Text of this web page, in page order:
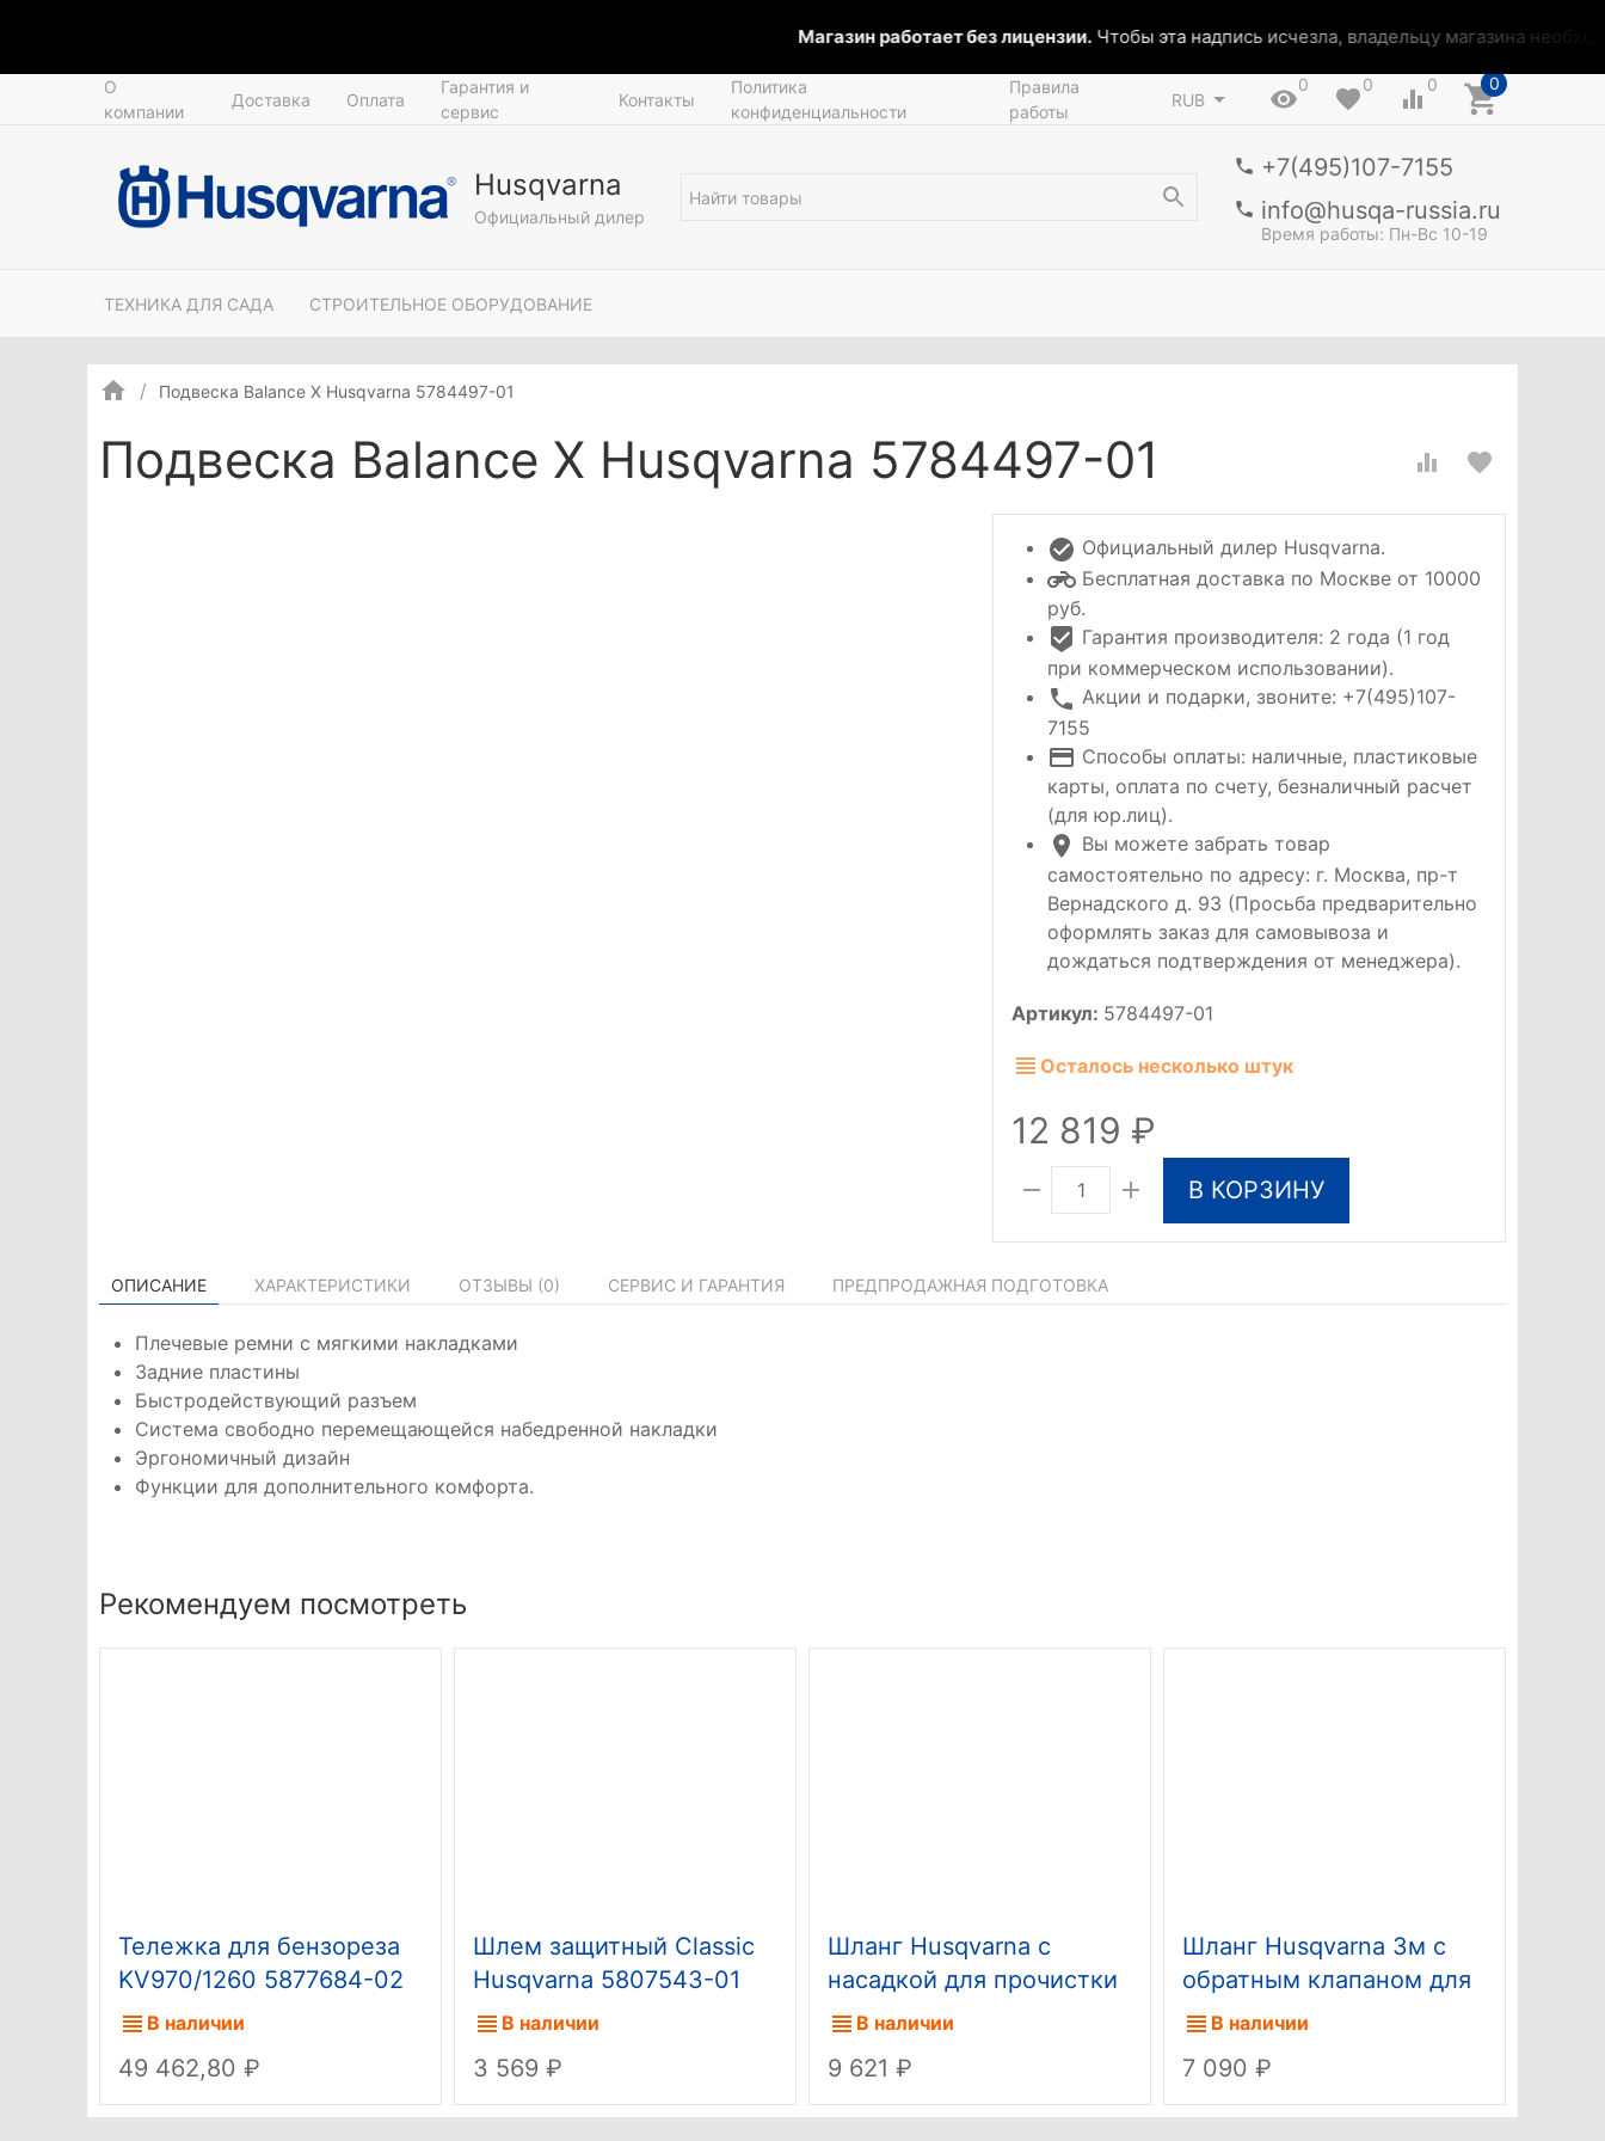
Магазин работает без лицензии.Чтобы эта надпись исчезла, владельцу магазина
О
компании
Доставка Оплата
Гарантия и
сервис
Контакты
Политика
конфиденциальности
Правила
работы
RUB
0 0 0 0
Husqvarna
Официальный дилер
+7(495)107-7155
info@husqa-russia.ru
Время работы: Пн-Вс 10-19
ТЕХНИКА ДЛЯ САДА СТРОИТЕЛЬНОЕ ОБОРУДОВАНИЕ
Подвеска Balance X Husqvarna 5784497-01
Подвеска Balance X Husqvarna 5784497-01
Официальный дилер Husqvarna.
Бесплатная доставка по Москве от 10000
руб.
Гарантия производителя: 2 года (1 год
при коммерческом использовании).
Акции и подарки, звоните: +7(495)107-
7155
Способы оплаты: наличные, пластиковые
карты, оплата по счету, безналичный расчет
(для юр.лиц).
Вы можете забрать товар
самостоятельно по адресу: г. Москва, пр-т
Вернадского д. 93 (Просьба предварительно
оформлять заказ для самовывоза и
дождаться подтверждения от менеджера).
Артикул: 5784497-01
Осталось несколько штук
12 819
В КОРЗИНУ
ОПИСАНИЕ ХАРАКТЕРИСТИКИ ОТЗЫВЫ (0) СЕРВИС И ГАРАНТИЯ ПРЕДПРОДАЖНАЯ ПОДГОТОВКА
Плечевые ремни с мягкими накладками
Задние пластины
Быстродействующий разъем
Система свободно перемещающейся набедренной накладки
Эргономичный дизайн
Функции для дополнительного комфорта.
Рекомендуем посмотреть
Тележка для бензореза
KV970/1260 5877684-02
(старый код 9651916-05)
В наличии
49 462,80
Шлем защитный Classic
Husqvarna 5807543-01
В наличии
3 569
Шланг Husqvarna с
насадкой для прочистки
труб и стоков 15м
В наличии
9 621
Шланг Husqvarna 3м с
обратным клапаном для
самовсасывания и
В наличии
7 090